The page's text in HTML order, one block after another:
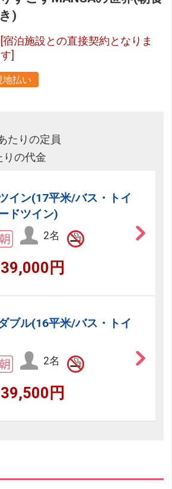
)
[宿泊施設との直接契約となりま
す]
地払い
たりの定員
りの代金
イン(17平米/バス・トイ
ドツイン)
2名
円
ブル(16平米/バス・トイ
2名
円